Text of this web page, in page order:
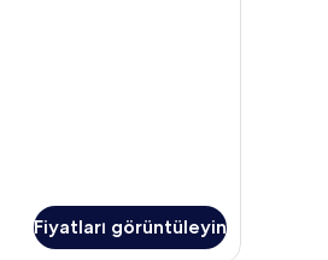
Fiyatları görüntüleyin